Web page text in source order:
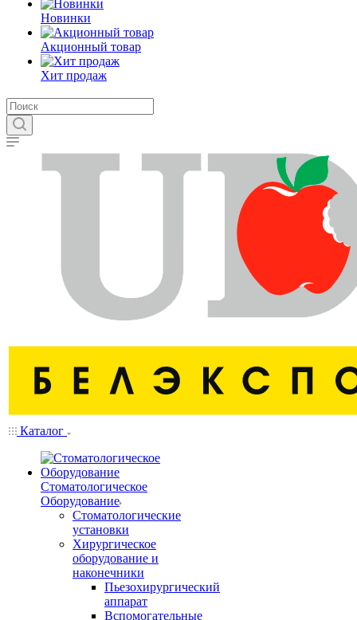
Новинки
Акционный товар
Хит продаж
Каталог
Стоматологическое
Оборудование
Стоматологические
установки
Хирургическое
оборудование и
наконечники
Пьезохирургический
аппарат
Вспомогательные